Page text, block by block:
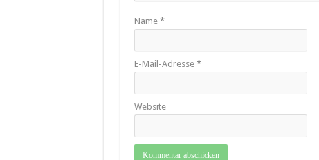
Name *
E-Mail-Adresse *
Website